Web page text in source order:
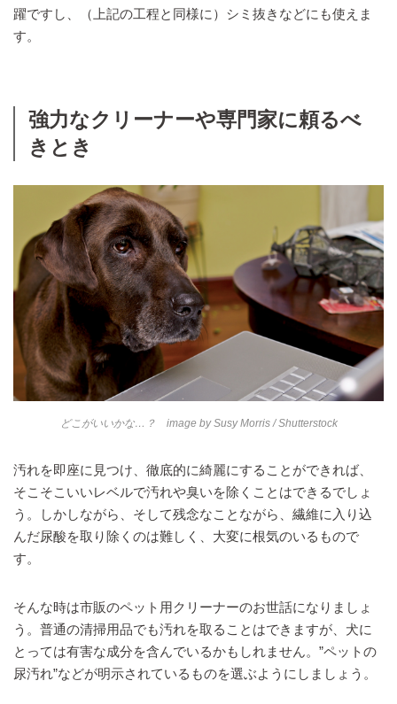
躍ですし、（上記の工程と同様に）シミ抜きなどにも使えま
す。
強力なクリーナーや専門家に頼るべ
きとき
どこがいいかな…？ image bySusy Morris/ Shutterstock
汚れを即座に見つけ、徹底的に綺麗にすることができれば、
そこそこいいレベルで汚れや臭いを除くことはできるでしょ
う。しかしながら、そして残念なことながら、繊維に入り込
んだ尿酸を取り除くのは難しく、大変に根気のいるもので
す。
そんな時は市販のペット用クリーナーのお世話になりましょ
う。普通の清掃用品でも汚れを取ることはできますが、犬に
とっては有害な成分を含んでいるかもしれません。”ペットの
尿汚れ”などが明示されているものを選ぶようにしましょう。